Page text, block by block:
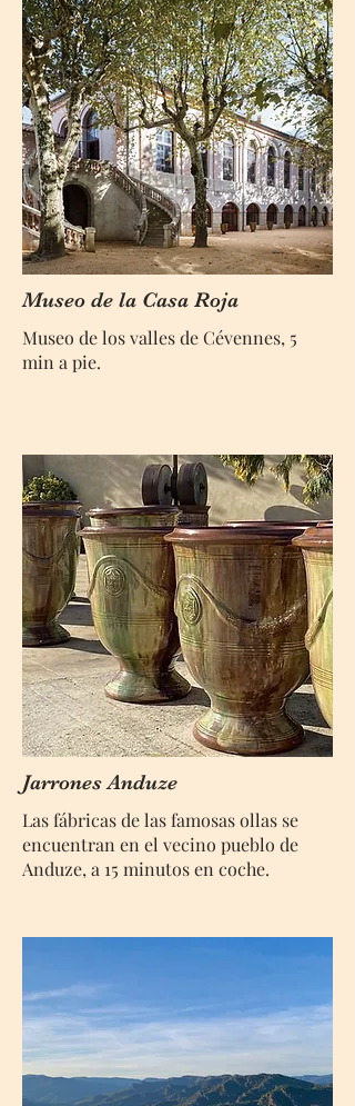
Museo de la Casa Roja
Museo de los valles de Cévennes, 5
min a pie.
Jarrones Anduze
Las fábricas de las famosas ollas se
encuentran en el vecino pueblo de
Anduze, a 15 minutos en coche.